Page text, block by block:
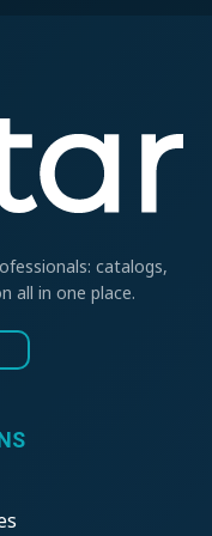
catalogs,
all in one place.